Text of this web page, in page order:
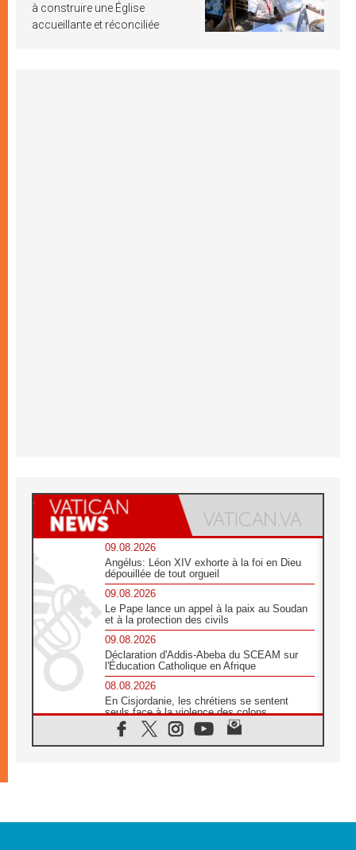
à construire une Église
accueillante et réconciliée
09.08.2026
Angélus: Léon XIV exhorte à la foi en Dieu
dépouillée de tout orgueil
09.08.2026
Le Pape lance un appel à la paix au Soudan
et à la protection des civils
09.08.2026
Déclaration d'Addis-Abeba du SCEAM sur
l'Éducation Catholique en Afrique
08.08.2026
En Cisjordanie, les chrétiens se sentent
seuls face à la violence des colons
08.08.2026
Léon XIV au sanctuaire de Notre Dame du
08.08.2026